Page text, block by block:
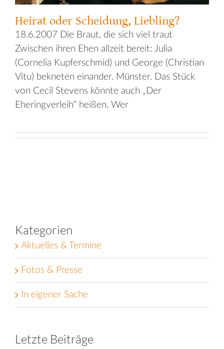
Heirat oder Scheidung, Liebling?
18.6.2007 Die Braut, die sich viel traut
Zwischen ihren Ehen allzeit bereit: Julia
(Cornelia Kupferschmid) und George (Christian
Vitu) bekneten einander. Münster. Das Stück
von Cecil Stevens könnte auch „Der
Eheringverleih“ heißen. Wer
Kategorien
Aktuelles & Termine
Fotos & Presse
In eigener Sache
Letzte Beiträge